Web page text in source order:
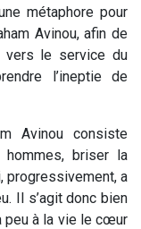
métaphore pour
Avinou, afin de
vers le service du
l’ineptie de
Avinou consiste
briser la
progressivement, a
Il s’agit donc bien
peu à la vie le cœur